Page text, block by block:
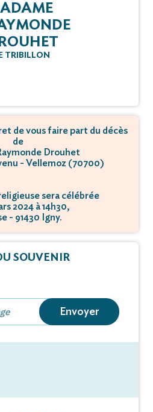
TRIBILLON
de vous faire part du décès
de
Drouhet
- Vellemoz (70700)
sera célébrée
2024 à 14h30,
- 91430 Igny.
SOUVENIR
Envoyer